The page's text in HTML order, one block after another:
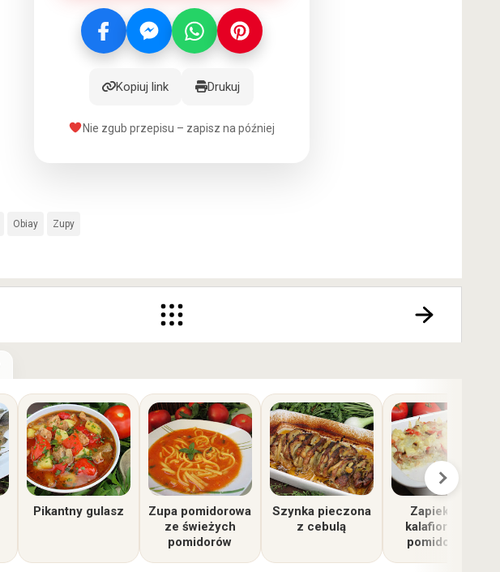
Kopiuj link Drukuj
Nie zgub przepisu – zapisz na później
Obiay Zupy
Pikantny gulasz
Zupa pomidorowa
ze świeżych
pomidorów
Szynka pieczona
z cebulą
Zapiekanka
kalafiorowa z
pomidorem i